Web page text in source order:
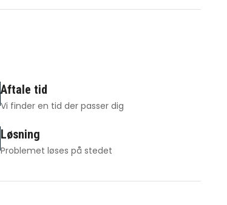
Aftale tid
Vi finder en tid der passer dig
Løsning
Problemet løses på stedet